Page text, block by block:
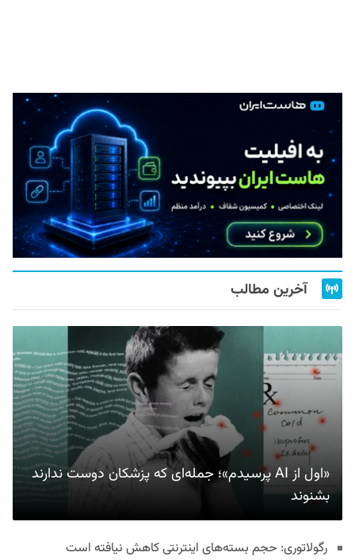
آخرین مطالب
«اول از AI پرسیدم»؛ جمله‌ای که پزشکان دوست ندارند
بشنوند
رگولاتوری: حجم بسته‌های اینترنتی کاهش نیافته است